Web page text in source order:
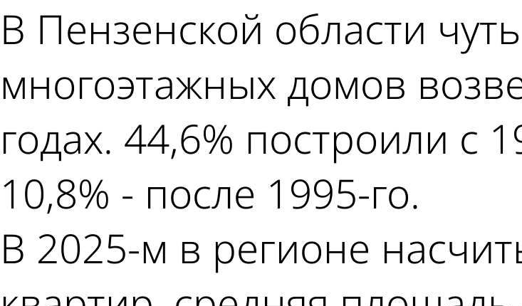
В Пензенской области
многоэтажных домов
годах. 44,6% построили с
10,8% - после 1995-го.
В 2025-м в регионе